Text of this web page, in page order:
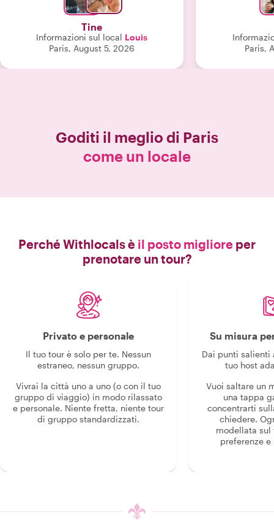
agli eventi legati ai luoghi che si
attraversano. Un paio di soste
piacevoli lungo il percorso per
provare un pasticcino e fare qualche
assaggio sono state una pausa gradita
per i nostri piedi e consiglio
Tine
Informazioni sul local Louis
Paris, August 5, 2026
Paris,
Goditi il meglio di Paris
come un locale
Perché Withlocals è il posto migliore per
prenotare un tour?
Privato e personale
Il tuo tour è solo per te. Nessun
estraneo, nessun gruppo.
Vivrai la città uno a uno (o con il tuo
gruppo di viaggio) in modo rilassato
e personale. Niente fretta, niente tour
di gruppo standardizzati.
Su misura
Dai punti salienti
tuo host
Vuoi saltare un
una tappa
concentrarti
chiedere.
modellata sul
preferenze